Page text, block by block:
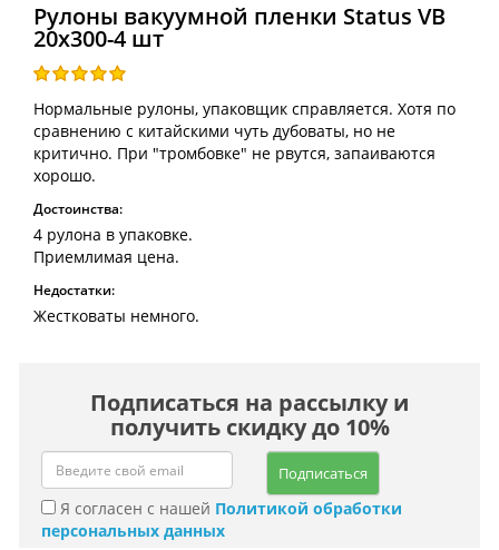
Рулоны вакуумной пленки Status VB
20х300-4 шт
Нормальные рулоны, упаковщик справляется. Хотя по
сравнению с китайскими чуть дубоваты, но не
критично. При "тромбовке" не рвутся, запаиваются
хорошо.
Достоинства:
4 рулона в упаковке.
Приемлимая цена.
Недостатки:
Жестковаты немного.
Подписаться на рассылку и
получить скидку до 10%
Подписаться
Я согласен с нашей Политикой обработки
персональных данных